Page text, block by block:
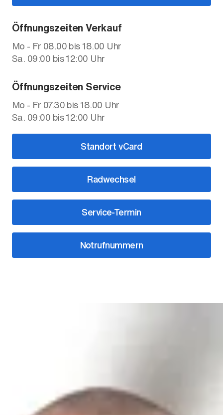
Öffnungszeiten Verkauf
Mo - Fr 08.00 bis 18.00 Uhr
Sa. 09:00 bis 12:00 Uhr
Öffnungszeiten Service
Mo - Fr 07.30 bis 18.00 Uhr
Sa. 09:00 bis 12:00 Uhr
Standort vCard
Radwechsel
Service-Termin
Notrufnummern
Kontakt speichern
Markus Schwantes